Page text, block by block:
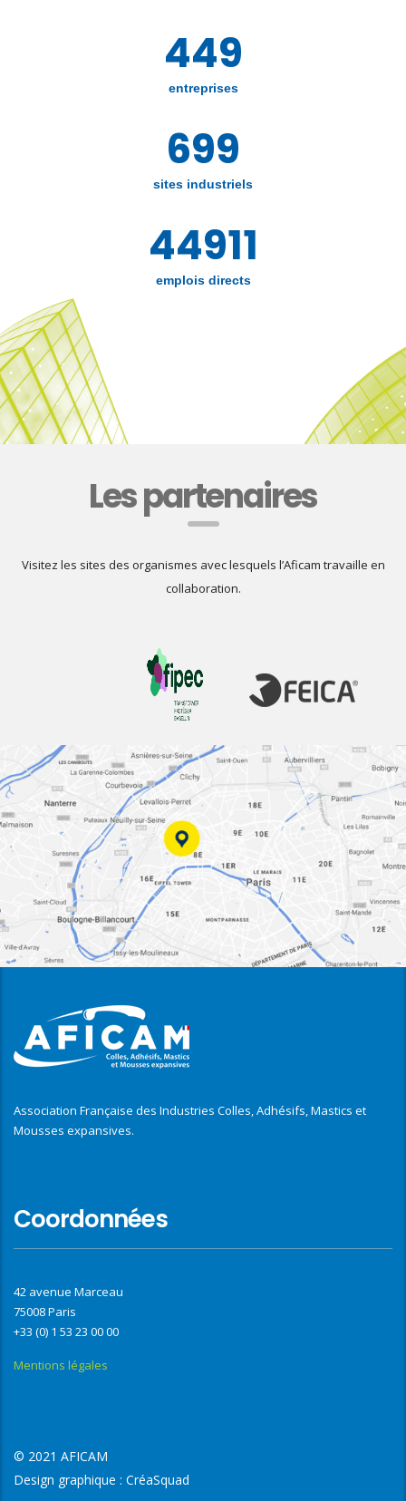
450
entreprises
700
sites industriels
45000
emplois directs
Les partenaires
Visitez les sites des organismes avec lesquels l’Aficam travaille en
collaboration.
Association Française des Industries Colles, Adhésifs, Mastics et
Mousses expansives.
Coordonnées
42 avenue Marceau
75008 Paris
+33 (0) 1 53 23 00 00
Mentions légales
© 2021 AFICAM
Design graphique : CréaSquad